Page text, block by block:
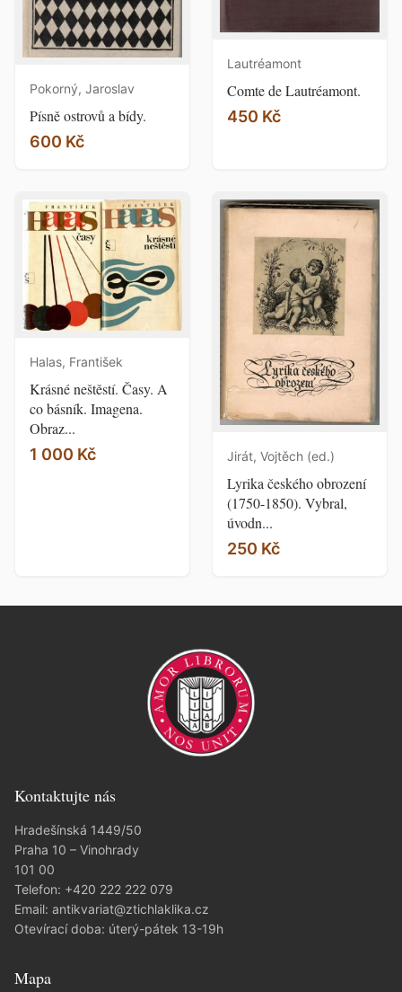
Pokorný, Jaroslav
Písně ostrovů a bídy.
600 Kč
Lautréamont
Comte de Lautréamont.
450 Kč
Halas, František
Krásné neštěstí. Časy. A
co básník. Imagena.
Obraz...
1 000 Kč
Jirát, Vojtěch (ed.)
Lyrika českého obrození
(1750-1850). Vybral,
úvodn...
250 Kč
Kontaktujte nás
Hradešínská 1449/50
Praha 10 – Vinohrady
101 00
Telefon: +420 222 222 079
Email: antikvariat@ztichlaklika.cz
Otevírací doba: úterý-pátek 13-19h
Mapa